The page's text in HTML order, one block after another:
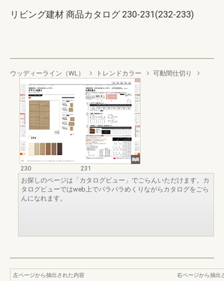
リビング建材 商品カタログ 230-231(232-233)
ウッディーライン（WL） トレンドカラー 可動間仕切り
230
231
お探しのページは「カタログビュー」でごらんいただけます。カ
タログビューではweb上でパラパラめくりながらカタログをごら
んになれます。
左ページから抽出された内容
右ページから抽出